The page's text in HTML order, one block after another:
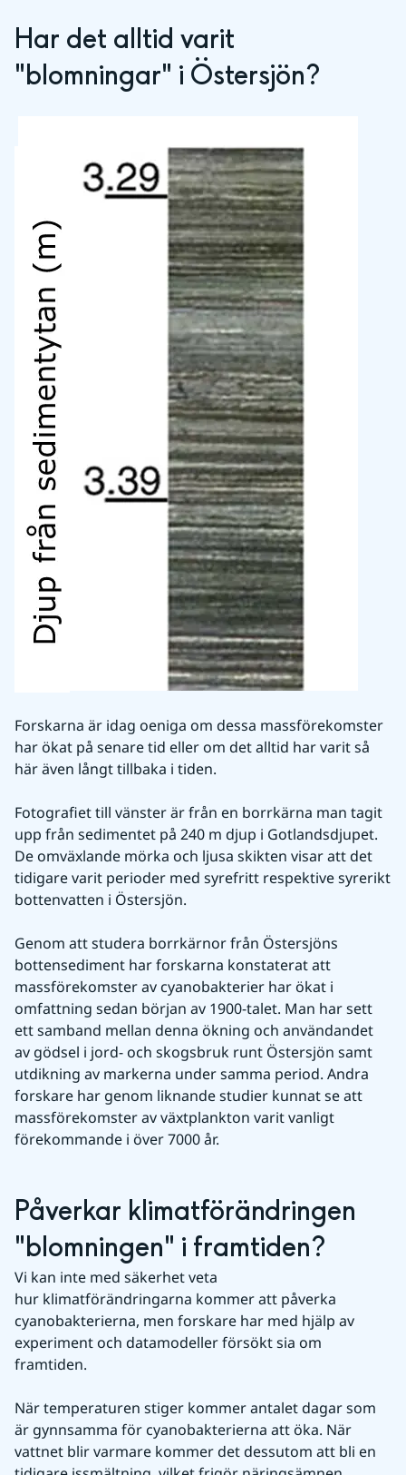
Har det alltid varit
"blomningar" i Östersjön?
Forskarna är idag oeniga om dessa massförekomster
har ökat på senare tid eller om det alltid har varit så
här även långt tillbaka i tiden.
Fotografiet till vänster är från en borrkärna man tagit
upp från sedimentet på 240 m djup i Gotlandsdjupet.
De omväxlande mörka och ljusa skikten visar att det
tidigare varit perioder med syrefritt respektive syrerikt
bottenvatten i Östersjön.
Genom att studera borrkärnor från Östersjöns
bottensediment har forskarna konstaterat att
massförekomster av cyanobakterier har ökat i
omfattning sedan början av 1900-talet. Man har sett
ett samband mellan denna ökning och användandet
av gödsel i jord- och skogsbruk runt Östersjön samt
utdikning av markerna under samma period. Andra
forskare har genom liknande studier kunnat se att
massförekomster av växtplankton varit vanligt
förekommande i över 7000 år.
Påverkar klimatförändringen
"blomningen" i framtiden?
Vi kan inte med säkerhet veta
hur klimatförändringarna kommer att påverka
cyanobakterierna, men forskare har med hjälp av
experiment och datamodeller försökt sia om
framtiden.
När temperaturen stiger kommer antalet dagar som
är gynnsamma för cyanobakterierna att öka. När
vattnet blir varmare kommer det dessutom att bli en